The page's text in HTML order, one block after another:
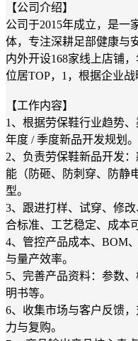
【公司介绍】
公司于2015年成立，是一
体，专注深耕足部健康与
内外开设168家线上店铺
位居TOP，1，根据企业战
【工作内容】
1、根据劳保鞋行业趋势
年度 / 季度新品开发规划。
2、负责劳保鞋新品开发
能（防砸、防刺穿、防静
型。
3、跟进打样、试穿、修
合标准、工艺稳定、成本
4、管控产品成本、BOM
与量产效率。
5、完善产品资料：参数
明书等。
6、收集市场与客户反馈
力与复购。